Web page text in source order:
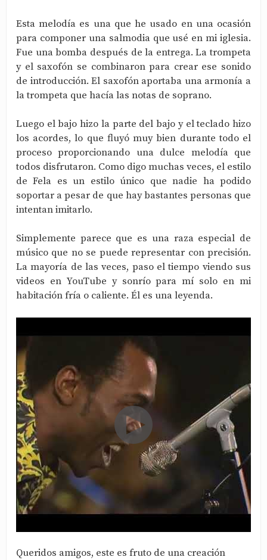
Esta melodía es una que he usado en una ocasión
para componer una salmodia que usé en mi iglesia.
Fue una bomba después de la entrega. La trompeta
y el saxofón se combinaron para crear ese sonido
de introducción. El saxofón aportaba una armonía a
la trompeta que hacía las notas de soprano.
Luego el bajo hizo la parte del bajo y el teclado hizo
los acordes, lo que fluyó muy bien durante todo el
proceso proporcionando una dulce melodía que
todos disfrutaron. Como digo muchas veces, el estilo
de Fela es un estilo único que nadie ha podido
soportar a pesar de que hay bastantes personas que
intentan imitarlo.
Simplemente parece que es una raza especial de
músico que no se puede representar con precisión.
La mayoría de las veces, paso el tiempo viendo sus
videos en YouTube y sonrío para mí solo en mi
habitación fría o caliente. Él es una leyenda.
Queridos amigos, este es fruto de una creación